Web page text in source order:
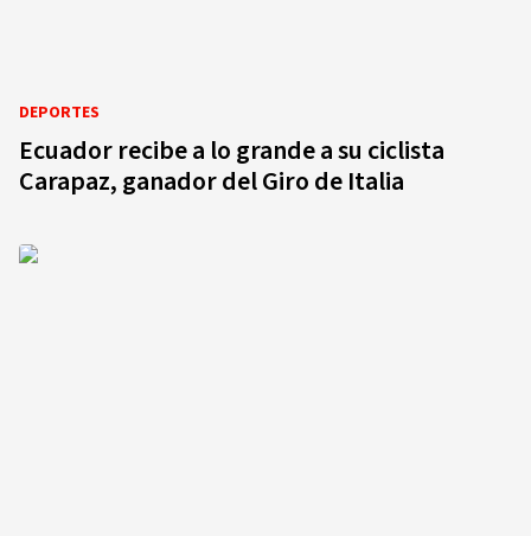
DEPORTES
Ecuador recibe a lo grande a su ciclista
Carapaz, ganador del Giro de Italia